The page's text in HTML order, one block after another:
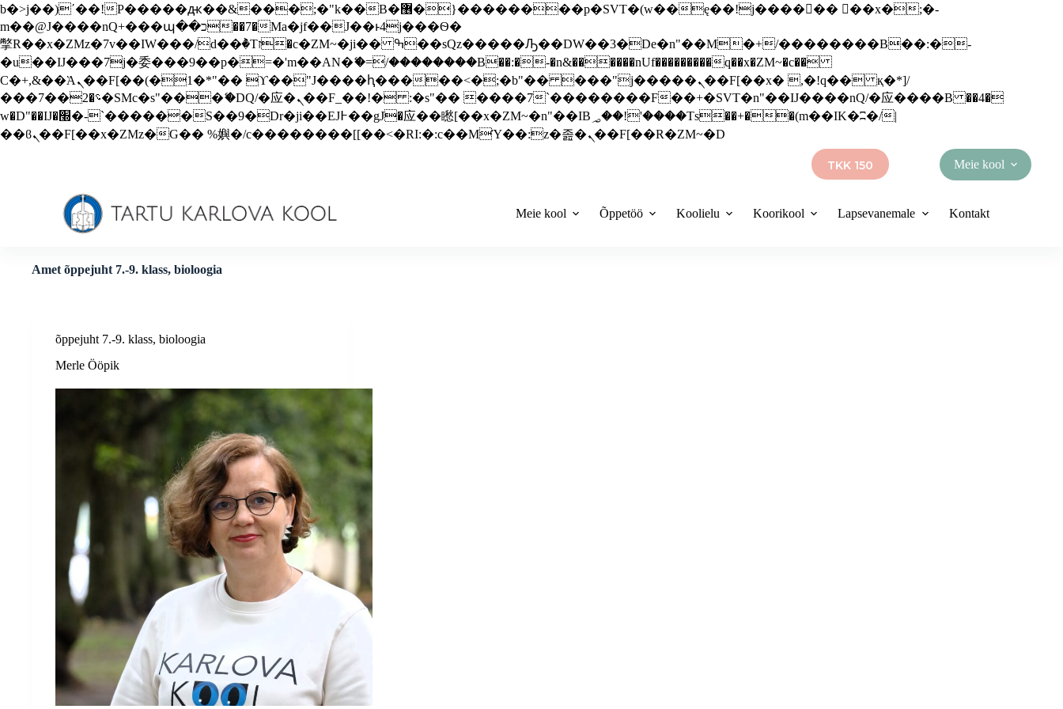
b�>j��)΄��!P�����ԫ��&���;�"k��B�޶�}��������p�SVT�(w��ę��!j������ ��x�;�-
m��@J����nQ+���պ��כ��7�Ma�jf��J��ͱ4j���Ѳ�
撆R��x�ZMz�7v��IW���/d��ٞ�Тז�c�ZM~�ji�� ߒ��sQz�����Ԡ��DW��3�De�n"��M�+/��������B��:�-
�u��IJ���7j�委���9��p�=�'m��AN�ޭ�=/��������B��:�-�n&������nUf���������q��x�ZM~�c��
Ϲ�+,&��Ὰܢ��F[��(�1�*"�� ϒ��"J����ԧ�����<�;�b"�� ���"j�����ܢ��F[��x� ,�!q�� қ�*]/
���؝�2��7�SMc�s"���ޭ�DQ/�应�ܢ��F_��!� :�s"�� ����7`��������F��+�SVT�n"��IJ����nQ/�应����B ��4�
w�D"��IJ�׭�-`������S��9�Dr�ji��EJ߅��gJ�应��矁[��x�ZM~�n"��IB؃��!'����Тѕ��+��(m��IK�ʭ�/|
��ϐܢ��F[��x�ZMz�G�� %嬩�/c��������[[��<�RI:�:c��MΎ��:z�졾�ܢ��F[��R�ZM~�D
S
k
i
p
o
c
o
n
t
TKK 150 Meie kool
Meie kool Õppetöö Koolielu Koorikool Lapsevanemale Kontakt
Amet õppejuht 7.-9. klass, bioloogia
õppejuht 7.-9. klass, bioloogia
Merle Ööpik